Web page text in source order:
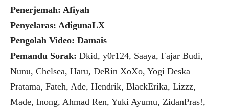
Penerjemah: Afiyah
Penyelaras: AdigunaLX
Pengolah Video: Damais
Pemandu Sorak: Dkid, y0r124, Saaya, Fajar Budi,
Nunu, Chelsea, Haru, DeRin XoXo, Yogi Deska
Pratama, Fateh, Ade, Hendrik, BlackErika, Lizzz,
Made, Inong, Ahmad Ren, Yuki Ayumu, ZidanPras!,